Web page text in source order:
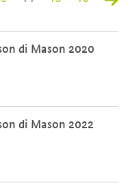
di Mason 2020
di Mason 2022